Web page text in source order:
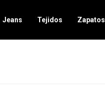
Jeans Tejidos Zapatos